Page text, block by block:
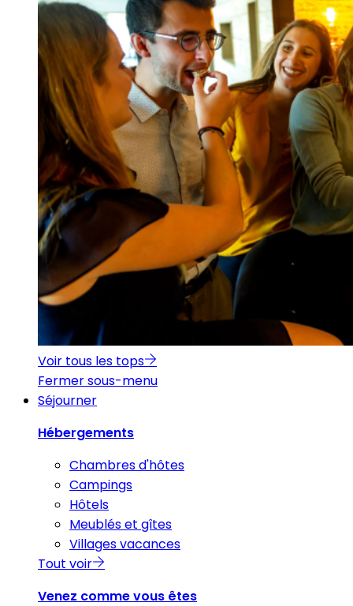
Voir tous les tops
Fermer sous-menu
Séjourner
Hébergements
Chambres d'hôtes
Campings
Hôtels
Meublés et gîtes
Villages vacances
Tout voir
Venez comme vous êtes